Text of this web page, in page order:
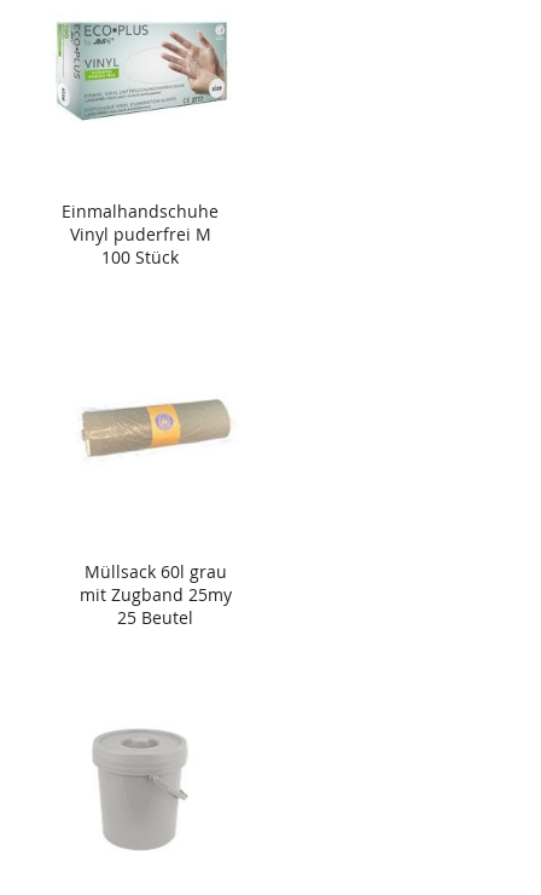
Einmalhandschuhe
Vinyl puderfrei M
100 Stück
Müllsack 60l grau
mit Zugband 25my
25 Beutel